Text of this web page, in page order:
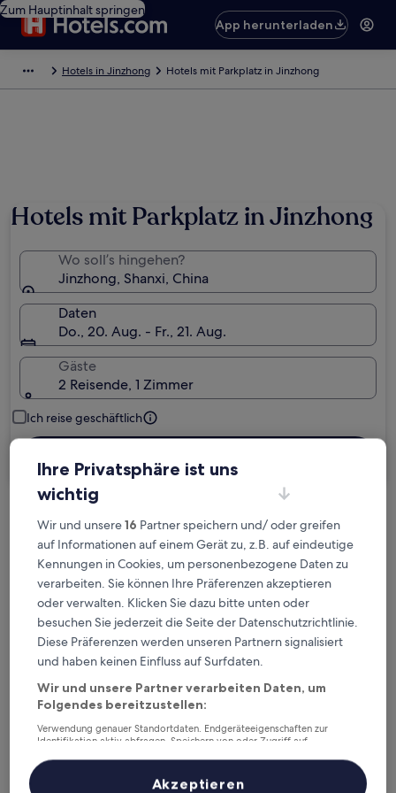
Zum Hauptinhalt springen
App herunterladen
Hotels in Jinzhong Hotels mit Parkplatz in Jinzhong
Hotels mit Parkplatz in Jinzhong
Wo soll’s hingehen?
Jinzhong, Shanxi, China
Daten
Do., 20. Aug. - Fr., 21. Aug.
Gäste
2 Reisende, 1 Zimmer
Ich reise geschäftlich
Kostenlose Stornierung bei
Planänderungen
Verdiene Prämien für jede
wahrgenommene Übernachtung
Mehr sparen mit Preisen für Mitglieder
Überprüfe die Preise für diese Daten
Ihre Privatsphäre ist uns
wichtig
Wir und unsere16 Partner speichern und/ oder greifen
auf Informationen auf einem Gerät zu, z.B. auf eindeutige
Kennungen in Cookies, um personenbezogene Daten zu
verarbeiten. Sie können Ihre Präferenzen akzeptieren
oder verwalten. Klicken Sie dazu bitte unten oder
besuchen Sie jederzeit die Seite der Datenschutzrichtlinie.
Diese Präferenzen werden unseren Partnern signalisiert
und haben keinen Einfluss auf Surfdaten.
Wir und unsere Partner verarbeiten Daten, um
Folgendes bereitzustellen:
Verwendung genauer Standortdaten. Endgeräteeigenschaften zur
Identifikation aktiv abfragen. Speichern von oder Zugriff auf
Inhalte, Messung von Werbeleistung und der Performance von Inhalten,
Zielgruppenforschung sowie Entwicklung und Verbesserung von
Akzeptieren